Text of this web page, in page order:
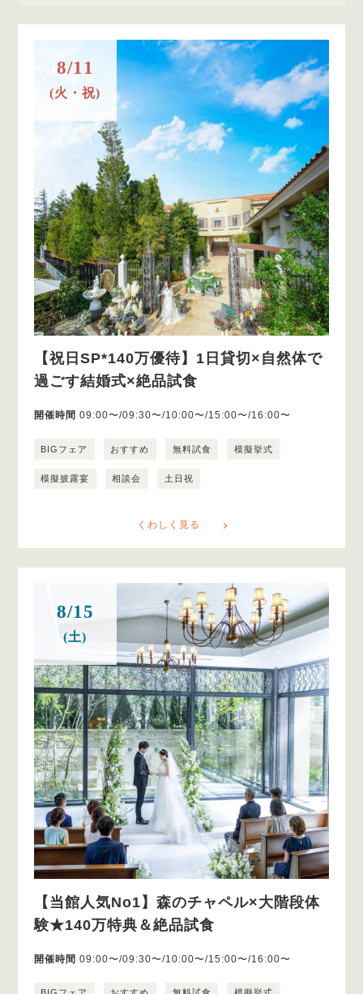
8/11
(火・祝)
【祝日SP*140万優待】1日貸切×自然体で
過ごす結婚式×絶品試食
開催時間 09:00〜/09:30〜/10:00〜/15:00〜/16:00〜
BIGフェア おすすめ 無料試食 模擬挙式
模擬披露宴 相談会 土日祝
くわしく見る
8/15
(土)
【当館人気No1】森のチャペル×大階段体
験★140万特典＆絶品試食
開催時間 09:00〜/09:30〜/10:00〜/15:00〜/16:00〜